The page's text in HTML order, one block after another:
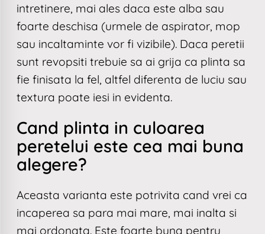
intretinere, mai ales daca este alba sau
foarte deschisa (urmele de aspirator, mop
sau incaltaminte vor fi vizibile). Daca peretii
sunt revopsiti trebuie sa ai grija ca plinta sa
fie finisata la fel, altfel diferenta de luciu sau
textura poate iesi in evidenta.
Cand plinta in culoarea
peretelui este cea mai buna
alegere?
Aceasta varianta este potrivita cand vrei ca
incaperea sa para mai mare, mai inalta si
mai ordonata. Este foarte buna pentru